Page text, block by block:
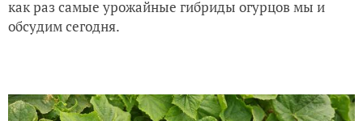
как раз самые урожайные гибриды огурцов мы и
обсудим сегодня.